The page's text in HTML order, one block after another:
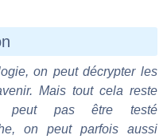
on peut décrypter les
Mais tout cela reste
peut pas être testé
on peut parfois aussi